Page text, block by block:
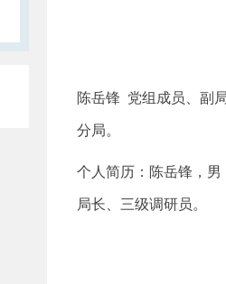
陈岳锋 党组成员、副
分局。
个人简历：陈岳锋，男
局长、三级调研员。